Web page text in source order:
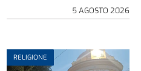
5 AGOSTO 2026
RELIGIONE